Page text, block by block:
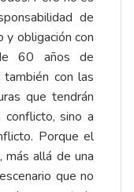
de
y obligación con
60 años de
con las
que tendrán
sino a
Porque el
allá de una
que no